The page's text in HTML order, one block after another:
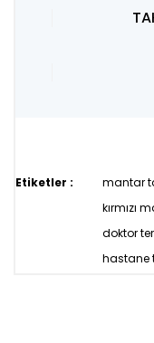
Etiketler : mantar
kırmızı
doktor
hastane